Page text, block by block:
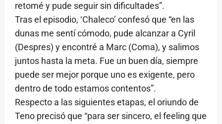
retomé y pude seguir sin dificultades”.
Tras el episodio, ‘Chaleco’ confesó que “en las
dunas me sentí cómodo, pude alcanzar a Cyril
(Despres) y encontré a Marc (Coma), y salimos
juntos hasta la meta. Fue un buen día, siempre
puede ser mejor porque uno es exigente, pero
dentro de todo estamos contentos”.
Respecto a las siguientes etapas, el oriundo de
Teno precisó que “para ser sincero, el feeling que